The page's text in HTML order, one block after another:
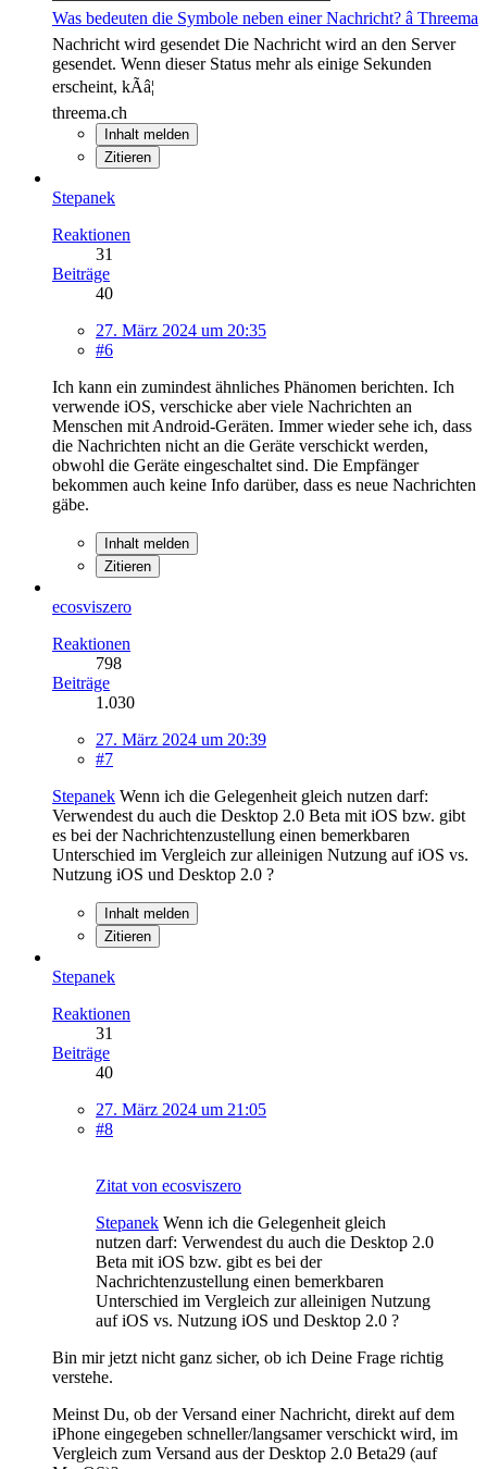
Was bedeuten die Symbole neben einer Nachricht? â Threema
Nachricht wird gesendet Die Nachricht wird an den Server
gesendet. Wenn dieser Status mehr als einige Sekunden
erscheint, kÃâ¦
threema.ch
Inhalt melden
Zitieren
Stepanek
Reaktionen
31
Beiträge
40
27. März 2024 um 20:35
#6
Ich kann ein zumindest ähnliches Phänomen berichten. Ich
verwende iOS, verschicke aber viele Nachrichten an
Menschen mit Android-Geräten. Immer wieder sehe ich, dass
die Nachrichten nicht an die Geräte verschickt werden,
obwohl die Geräte eingeschaltet sind. Die Empfänger
bekommen auch keine Info darüber, dass es neue Nachrichten
gäbe.
Inhalt melden
Zitieren
ecosviszero
Reaktionen
798
Beiträge
1.030
27. März 2024 um 20:39
#7
Stepanek Wenn ich die Gelegenheit gleich nutzen darf:
Verwendest du auch die Desktop 2.0 Beta mit iOS bzw. gibt
es bei der Nachrichtenzustellung einen bemerkbaren
Unterschied im Vergleich zur alleinigen Nutzung auf iOS vs.
Nutzung iOS und Desktop 2.0 ?
Inhalt melden
Zitieren
Stepanek
Reaktionen
31
Beiträge
40
27. März 2024 um 21:05
#8
Zitat von ecosviszero
Stepanek Wenn ich die Gelegenheit gleich
nutzen darf: Verwendest du auch die Desktop 2.0
Beta mit iOS bzw. gibt es bei der
Nachrichtenzustellung einen bemerkbaren
Unterschied im Vergleich zur alleinigen Nutzung
auf iOS vs. Nutzung iOS und Desktop 2.0 ?
Bin mir jetzt nicht ganz sicher, ob ich Deine Frage richtig
verstehe.
Meinst Du, ob der Versand einer Nachricht, direkt auf dem
iPhone eingegeben schneller/langsamer verschickt wird, im
Vergleich zum Versand aus der Desktop 2.0 Beta29 (auf